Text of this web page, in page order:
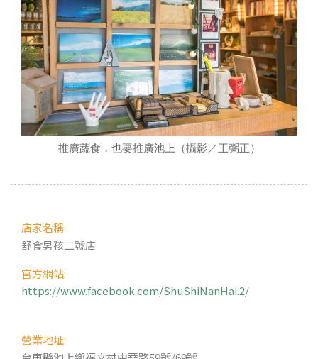
推廣蔬食，也要推廣池上（攝影／王弼正）
店家名稱:
舒食男孩二號店
官方網站:
https://www.facebook.com/ShuShiNanHai.2/
營業地址: